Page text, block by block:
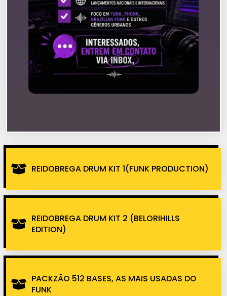
REIDOBREGA DRUM KIT 1(FUNK PRODUCTION)
REIDOBREGA DRUM KIT 2 (BELORIHILLS
EDITION)
PACKZÃO 512 BASES, AS MAIS USADAS DO
FUNK